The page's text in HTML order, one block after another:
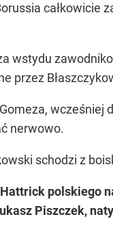
całkowicie
wstydu
przez
wcześniej
nerwowo.
schodzi z
polskiego
Piszczek,